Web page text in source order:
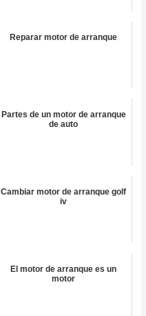
Reparar motor de arranque
Partes de un motor de arranque
de auto
Cambiar motor de arranque golf
iv
El motor de arranque es un
motor